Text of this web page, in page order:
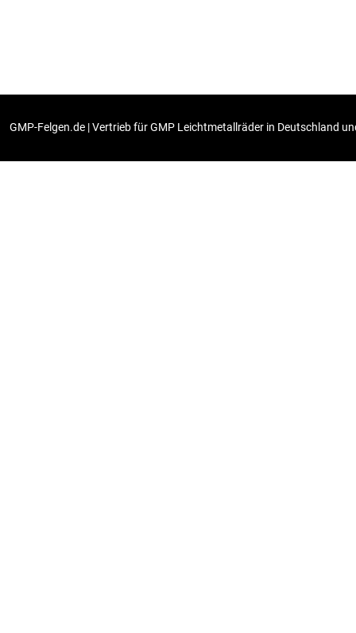
GMP-Felgen.de | Vertrieb für GMP Leichtmetallräder in Deutschland